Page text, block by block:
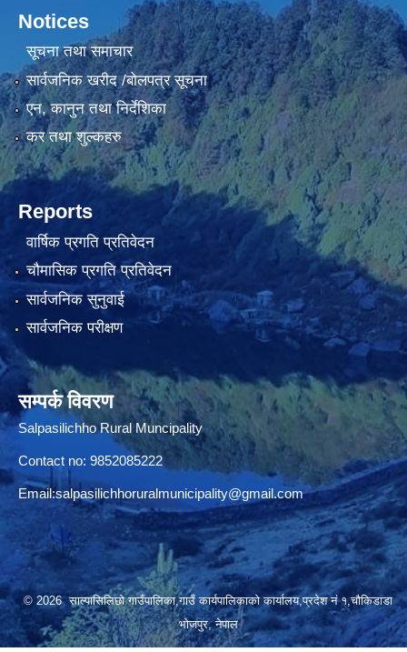
Notices
सूचना तथा समाचार
सार्वजनिक खरीद /बोलपत्र सूचना
एन, कानुन तथा निर्देशिका
कर तथा शुल्कहरु
Reports
वार्षिक प्रगति प्रतिवेदन
चौमासिक प्रगति प्रतिवेदन
सार्वजनिक सुनुवाई
सार्वजनिक परीक्षण
सम्पर्क विवरण
Salpasilichho Rural Muncipality
Contact no: 9852085222
Email:salpasilichhoruralmunicipality@gmail.com
© 2026 साल्पासिलिछो गाउँपालिका,गाउँ कार्यपालिकाको कार्यालय,प्रदेश नं १,चौकिडाडा
भोजपुर, नेपाल